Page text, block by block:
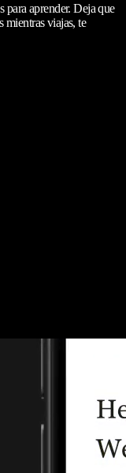
para aprender. Deja que
mientras viajas, te